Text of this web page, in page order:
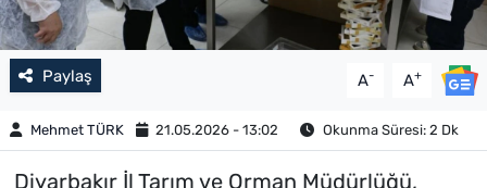
Paylaş A- A+
Mehmet TÜRK 21.05.2026 - 13:02 Okunma Süresi: 2 Dk
Diyarbakır İl Tarım ve Orman Müdürlüğü,